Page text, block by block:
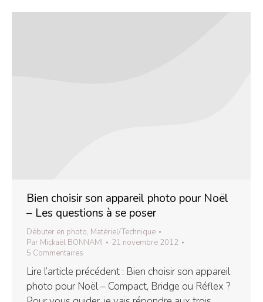
Bien choisir son appareil photo pour Noël
– Les questions à se poser
Débuter en photo, Matériel/Technique
Par Mickaël BONNAMI
21 novembre 2012
5 Commentaires
Lire l’article précédent : Bien choisir son appareil
photo pour Noël – Compact, Bridge ou Réflex ?